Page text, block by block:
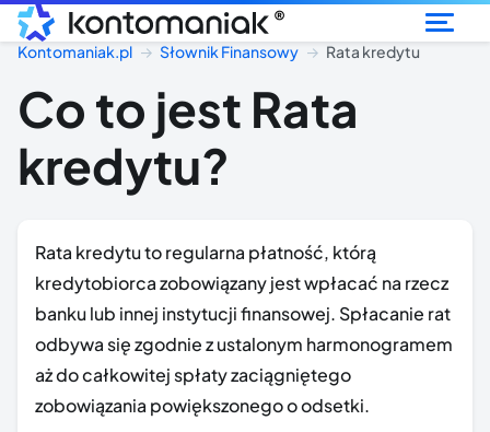
®
Kontomaniak.pl Słownik Finansowy Rata kredytu
Co to jest Rata
kredytu?
Rata kredytu to regularna płatność, którą
kredytobiorca zobowiązany jest wpłacać na rzecz
banku lub innej instytucji finansowej. Spłacanie rat
odbywa się zgodnie z ustalonym harmonogramem
aż do całkowitej spłaty zaciągniętego
zobowiązania powiększonego o odsetki.